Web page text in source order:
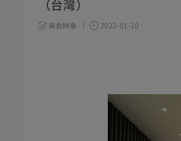
（台灣）
美食映象 2022-01-10